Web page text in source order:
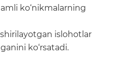
ko‘nikmalarning
islohotlar
ko‘rsatadi.